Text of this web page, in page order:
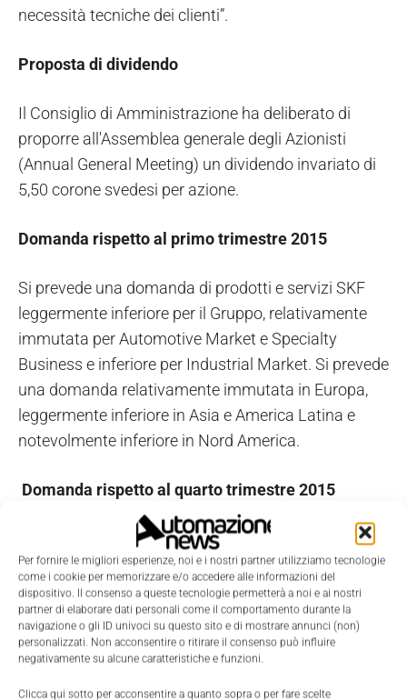
Per fornire le migliori esperienze, noi e i nostri partner utilizziamo tecnologie
come i cookie per memorizzare e/o accedere alle informazioni del
dispositivo. Il consenso a queste tecnologie permetterà a noi e ai nostri
partner di elaborare dati personali come il comportamento durante la
navigazione o gli ID univoci su questo sito e di mostrare annunci (non)
personalizzati. Non acconsentire o ritirare il consenso può influire
negativamente su alcune caratteristiche e funzioni.
Clicca qui sotto per acconsentire a quanto sopra o per fare scelte
necessità tecniche dei clienti”.
Proposta di dividendo
Il Consiglio di Amministrazione ha deliberato di
proporre all'Assemblea generale degli Azionisti
(Annual General Meeting) un dividendo invariato di
5,50 corone svedesi per azione.
Domanda rispetto al primo trimestre 2015
Si prevede una domanda di prodotti e servizi SKF
leggermente inferiore per il Gruppo, relativamente
immutata per Automotive Market e Specialty
Business e inferiore per Industrial Market. Si prevede
una domanda relativamente immutata in Europa,
leggermente inferiore in Asia e America Latina e
notevolmente inferiore in Nord America.
Domanda rispetto al quarto trimestre 2015
Si prevede una domanda di prodotti e servizi SKF
relativamente immutata per il Gruppo, superiore per
Automotive Market, leggermente superiore per
Specialty Business e relativamente invariata per
Industrial Market. Si prevede una domanda
superiore in Europa, leggermente inferiore in Nord
America e inferiore in America Latina e Asia.